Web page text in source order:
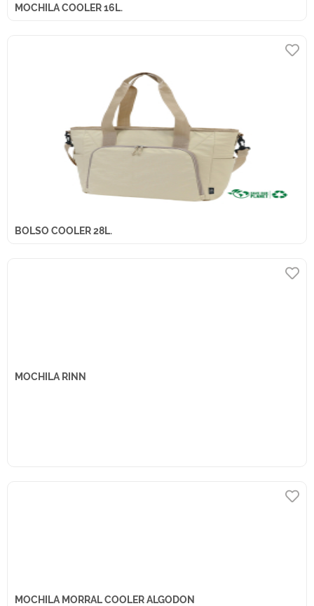
MOCHILA COOLER 16L.
BOLSO COOLER 28L.
MOCHILA RINN
MOCHILA MORRAL COOLER ALGODON